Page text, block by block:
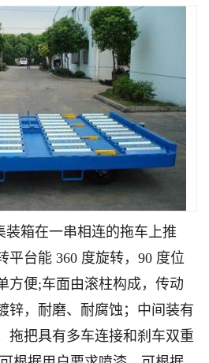
装箱在一串相连的拖车上推
平台能 360 度旋转，90 度位
方便;车面由滚柱构成，传动
锌，耐磨、耐腐蚀；中间装有
拖把具有多车连接和刹车双重